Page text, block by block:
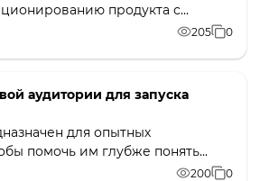
продукта с...
205 0
аудитории для запуска
для опытных
помочь им глубже понять...
200 0